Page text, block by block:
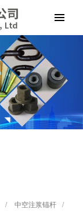
/ 中空注浆锚杆
/